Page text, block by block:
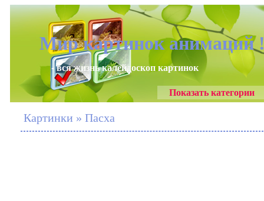
Мир картинок анимаций
- вся жизнь калейдоскоп картинок
Показать категории
Картинки » Пасха